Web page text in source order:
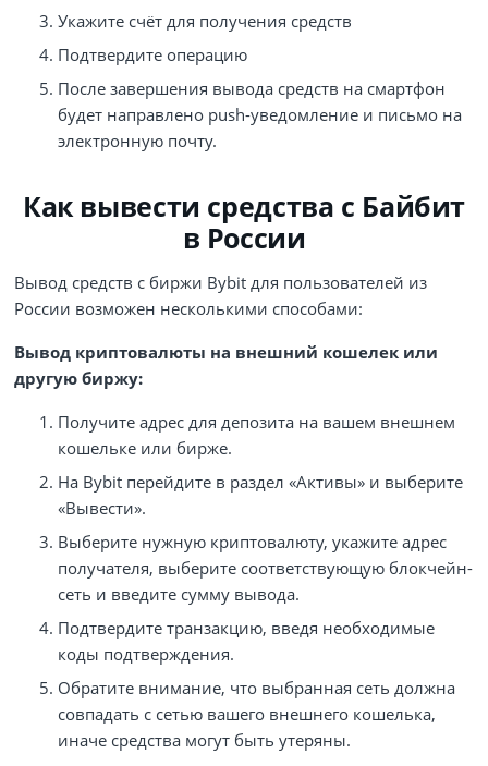
Укажите счёт для получения средств
Подтвердите операцию
После завершения вывода средств на смартфон
будет направлено push-уведомление и письмо на
электронную почту.
Как вывести средства с Байбит
в России
Вывод средств с биржи Bybit для пользователей из
России возможен несколькими способами:
Вывод криптовалюты на внешний кошелек или
другую биржу:
Получите адрес для депозита на вашем внешнем
кошельке или бирже.
На Bybit перейдите в раздел «Активы» и выберите
«Вывести».
Выберите нужную криптовалюту, укажите адрес
получателя, выберите соответствующую блокчейн-
сеть и введите сумму вывода.
Подтвердите транзакцию, введя необходимые
коды подтверждения.
Обратите внимание, что выбранная сеть должна
совпадать с сетью вашего внешнего кошелька,
иначе средства могут быть утеряны.